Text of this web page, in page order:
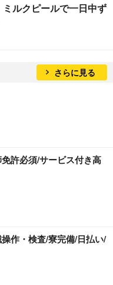
ルクピールで一日中ず
さらに見る
許必須/サービス付き高
作・検査/寮完備/日払い/